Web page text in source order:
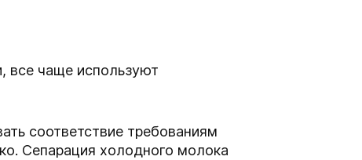
все чаще используют
соответствие требованиям
Сепарация холодного молока